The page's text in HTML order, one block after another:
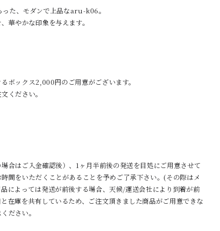
た、モダンで上品なaru-k06。
華やかな印象を与えます。
ボックス2,000円のご用意がございます。
ください。
合はご入金確認後）、1ヶ月半前後の発送を目処にご用意させて
間をいただくことがあることを予めご了承下さい。(その際はメ
によっては発送が前後する場合、天候/運送会社により到着が前
在庫を共有しているため、ご注文頂きました商品がご用意できな
ださい。